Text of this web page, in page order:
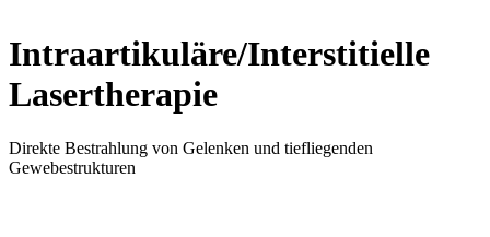
Intraartikuläre/Inter­stitielle
Laser­therapie
Direkte Bestrahlung von Gelenken und tiefliegenden
Gewebestrukturen